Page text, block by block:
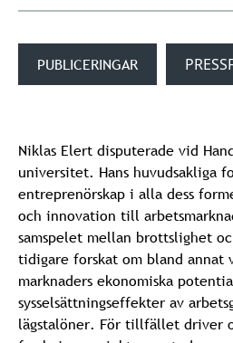
PUBLICERINGAR
Niklas Elert disputerade vid
universitet. Hans huvudsakliga
entreprenörskap i alla dess
och innovation till
samspelet mellan brottslighet
tidigare forskat om bland annat
marknaders ekonomiska
sysselsättningseffekter av
lägstalöner. För tillfället driver